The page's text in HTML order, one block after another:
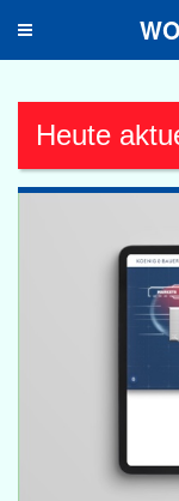
Toggle
Heute